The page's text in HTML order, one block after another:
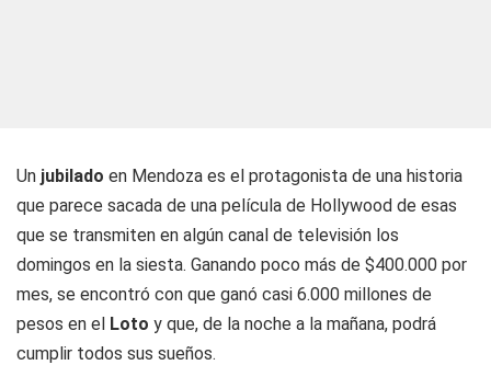
Un jubilado en Mendoza es el protagonista de una historia
que parece sacada de una película de Hollywood de esas
que se transmiten en algún canal de televisión los
domingos en la siesta. Ganando poco más de $400.000 por
mes, se encontró con que ganó casi 6.000 millones de
pesos en el Loto y que, de la noche a la mañana, podrá
cumplir todos sus sueños.